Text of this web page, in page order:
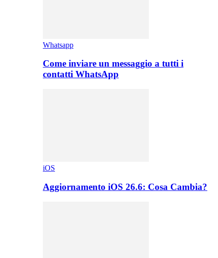
Whatsapp
Come inviare un messaggio a tutti i
contatti WhatsApp
iOS
Aggiornamento iOS 26.6: Cosa Cambia?